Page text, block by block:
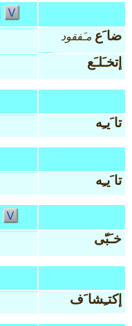
ضا َع مـَفقود
إتخـَلـَع
تا َيـِه
تا َيـِه
خـَبّى
إكتـِشا َف